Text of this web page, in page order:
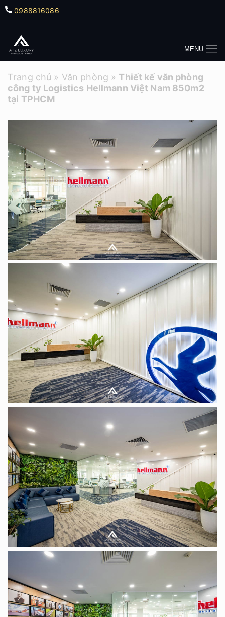
0988816086
MENU
Trang chủ » Văn phòng » Thiết kế văn phòng
công ty Logistics Hellmann Việt Nam 850m2
tại TPHCM